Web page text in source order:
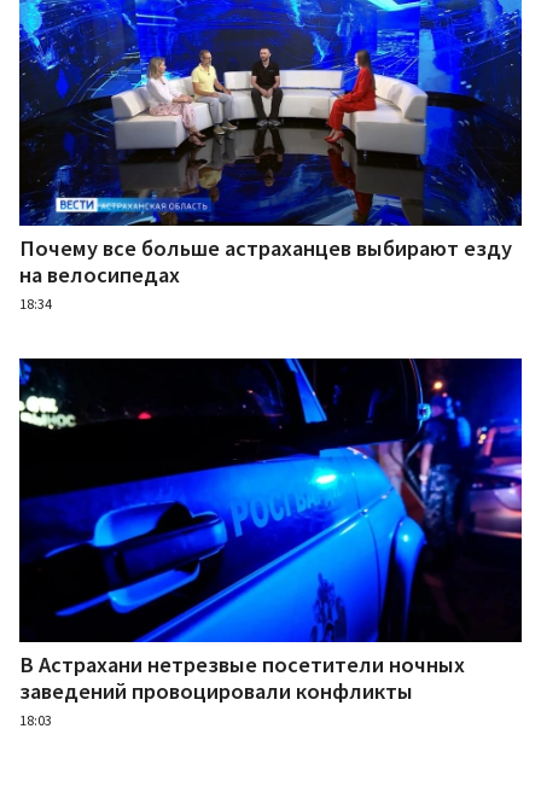
Почему все больше астраханцев выбирают езду
на велосипедах
18:34
В Астрахани нетрезвые посетители ночных
заведений провоцировали конфликты
18:03